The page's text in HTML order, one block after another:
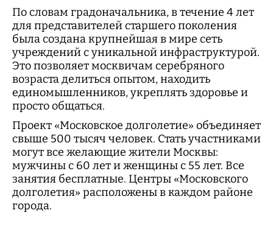
По словам градоначальника, в течение 4 лет
для представителей старшего поколения
была создана крупнейшая в мире сеть
учреждений с уникальной инфраструктурой.
Это позволяет москвичам серебряного
возраста делиться опытом, находить
единомышленников, укреплять здоровье и
просто общаться.
Проект «Московское долголетие» объединяет
свыше 500 тысяч человек. Стать участниками
могут все желающие жители Москвы:
мужчины с 60 лет и женщины с 55 лет. Все
занятия бесплатные. Центры «Московского
долголетия» расположены в каждом районе
города.